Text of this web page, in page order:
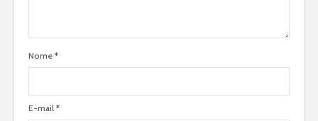
Nome *
E-mail *